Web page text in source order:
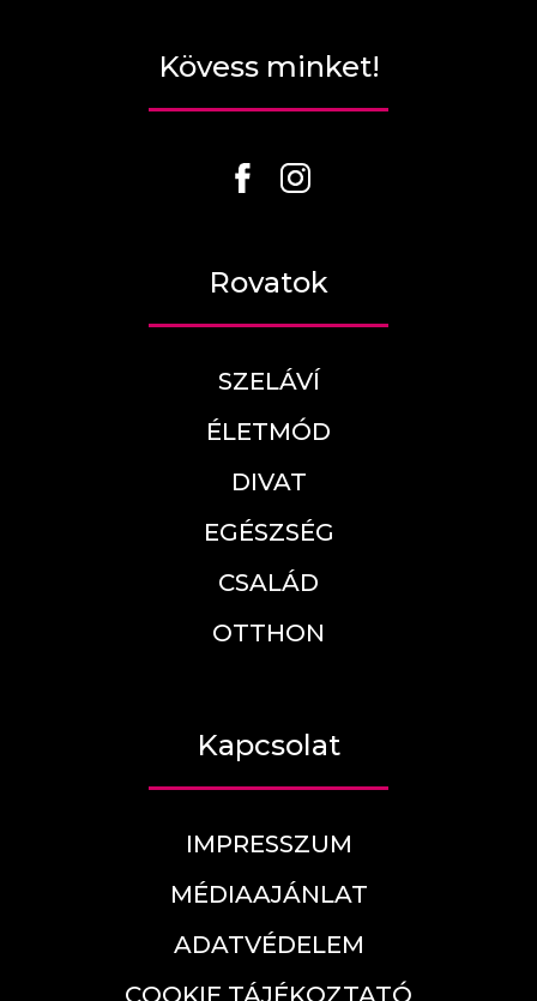
Kövess minket!
Rovatok
SZELÁVÍ
ÉLETMÓD
DIVAT
EGÉSZSÉG
CSALÁD
OTTHON
Kapcsolat
IMPRESSZUM
MÉDIAAJÁNLAT
ADATVÉDELEM